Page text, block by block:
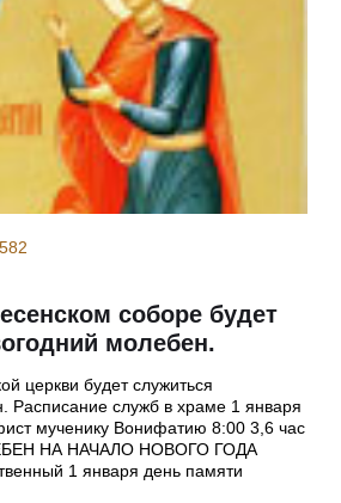
соборе будет
молебен.
церкви будет служиться
Расписание служб в храме 1 января
мученику Вонифатию 8:00 3,6 час
НА НАЧАЛО НОВОГО ГОДА
1 января день памяти